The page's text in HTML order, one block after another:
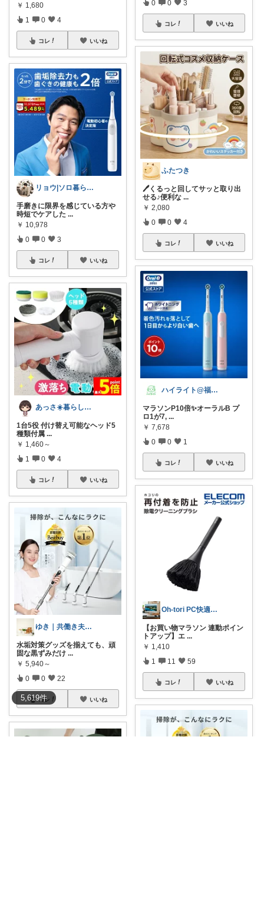
5,619件
￥ 1,680
1 0 4
コレ いいね
リョウ|ソロ暮らし帖
手磨きに限界を感じている方や
時短でケアした ...
￥ 10,978
0 0 3
コレ いいね
あっさ☀️暮らしをラクにする便利グッズ
1台5役 付け替え可能なヘッド5
種類付属 ...
￥ 1,460～
1 0 4
コレ いいね
ゆき｜共働き夫婦の暮らしラクROOM
水垢対策グッズを揃えても、頑
固な黒ずみだけ ...
￥ 5,940～
0 0 22
コレ いいね
0 0 3
コレ いいね
ふたつき
🖊️くるっと回してサッと取り出
せる♪便利な ...
￥ 2,080
0 0 4
コレ いいね
ハイライト@福岡男児35歳で二児のパパ
マラソンP10倍✨オーラルB プ
ロ1が7, ...
￥ 7,678
0 0 1
コレ いいね
Oh-tori PC快適空間
【お買い物マラソン 連動ポイン
トアップ】エ ...
￥ 1,410
1 11 59
コレ いいね